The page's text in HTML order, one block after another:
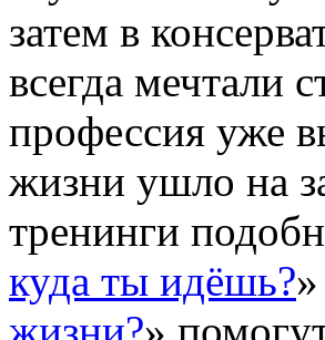
затем в
всегда мечтали
профессия уже
жизни ушло на
тренинги
куда ты идёшь?
жизни?»